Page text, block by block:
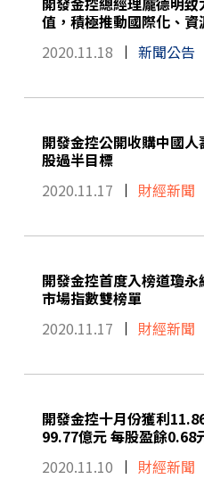
值，積極推動國際化、
2020.11.18
新聞公告
開發金控公開收購中國
股過半目標
2020.11.17
財經新聞
開發金控首度入榜道瓊
市場指數雙榜單
2020.11.17
財經新聞
開發金控十月份獲利
99.77億元 每股盈餘0.68
2020.11.10
財經新聞